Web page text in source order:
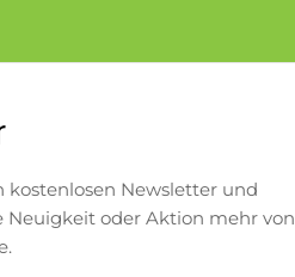
kostenlosen Newsletter und
Neuigkeit oder Aktion mehr von